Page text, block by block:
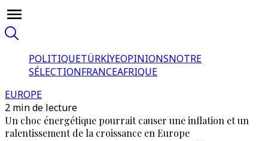
POLITIQUETÜRKİYEOPINIONSNOTRE
SÉLECTIONFRANCEAFRIQUE
EUROPE
2 min de lecture
Un choc énergétique pourrait causer une inflation et un
ralentissement de la croissance en Europe